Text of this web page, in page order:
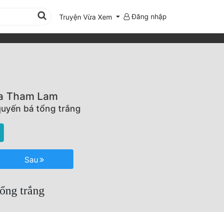
Truyện Vừa Xem Đăng nhập
Tham Lam
bá tổng trắng
Sau
trắng